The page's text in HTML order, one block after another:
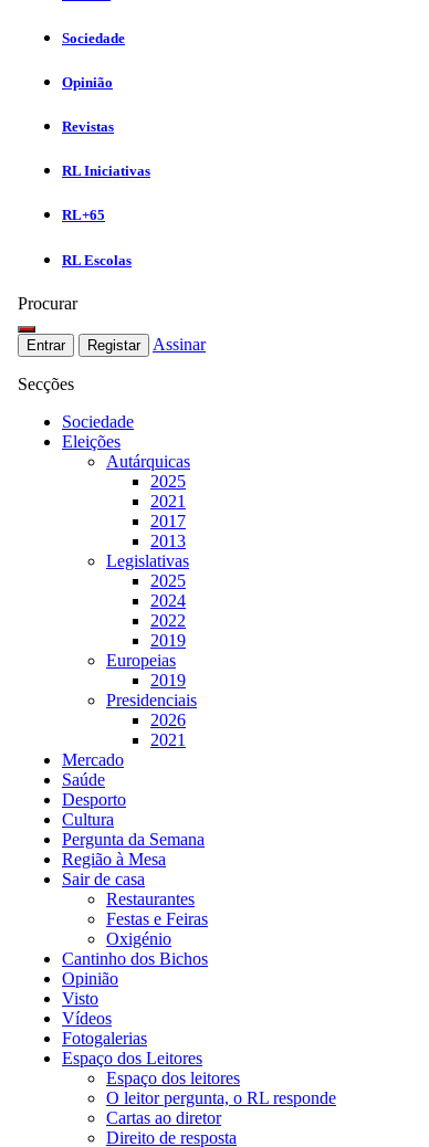
Sociedade
Opinião
Revistas
RL Iniciativas
RL+65
RL Escolas
Procurar
Entrar Registar Assinar
Secções
Sociedade
Eleições
Autárquicas
2025
2021
2017
2013
Legislativas
2025
2024
2022
2019
Europeias
2019
Presidenciais
2026
2021
Mercado
Saúde
Desporto
Cultura
Pergunta da Semana
Região à Mesa
Sair de casa
Restaurantes
Festas e Feiras
Oxigénio
Cantinho dos Bichos
Opinião
Visto
Vídeos
Fotogalerias
Espaço dos Leitores
Espaço dos leitores
O leitor pergunta, o RL responde
Cartas ao diretor
Direito de resposta